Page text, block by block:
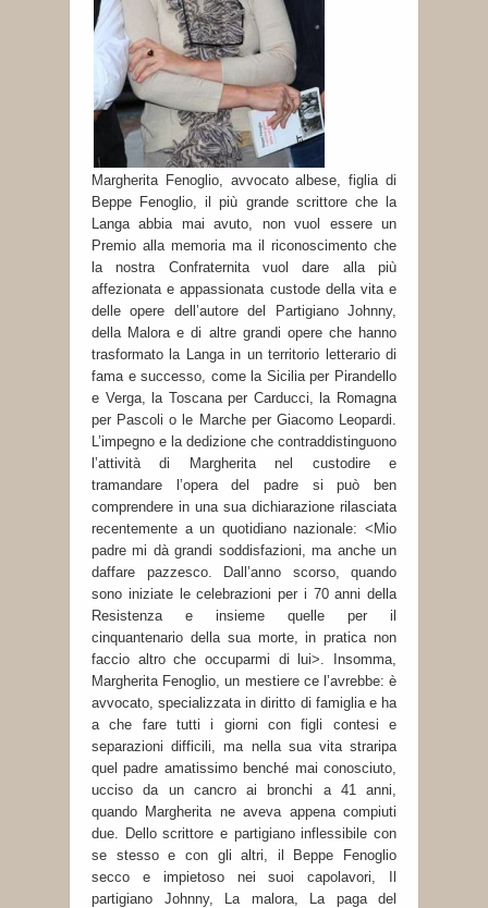
Margherita Fenoglio, avvocato albese, figlia di
Beppe Fenoglio, il più grande scrittore che la
Langa abbia mai avuto, non vuol essere un
Premio alla memoria ma il riconoscimento che
la nostra Confraternita vuol dare alla più
affezionata e appassionata custode della vita e
delle opere dell’autore del Partigiano Johnny,
della Malora e di altre grandi opere che hanno
trasformato la Langa in un territorio letterario di
fama e successo, come la Sicilia per Pirandello
e Verga, la Toscana per Carducci, la Romagna
per Pascoli o le Marche per Giacomo Leopardi.
L’impegno e la dedizione che contraddistinguono
l’attività di Margherita nel custodire e
tramandare l’opera del padre si può ben
comprendere in una sua dichiarazione rilasciata
recentemente a un quotidiano nazionale: <Mio
padre mi dà grandi soddisfazioni, ma anche un
daffare pazzesco. Dall’anno scorso, quando
sono iniziate le celebrazioni per i 70 anni della
Resistenza e insieme quelle per il
cinquantenario della sua morte, in pratica non
faccio altro che occuparmi di lui>. Insomma,
Margherita Fenoglio, un mestiere ce l’avrebbe: è
avvocato, specializzata in diritto di famiglia e ha
a che fare tutti i giorni con figli contesi e
separazioni difficili, ma nella sua vita straripa
quel padre amatissimo benché mai conosciuto,
ucciso da un cancro ai bronchi a 41 anni,
quando Margherita ne aveva appena compiuti
due. Dello scrittore e partigiano inflessibile con
se stesso e con gli altri, il Beppe Fenoglio
secco e impietoso nei suoi capolavori, Il
partigiano Johnny, La malora, La paga del